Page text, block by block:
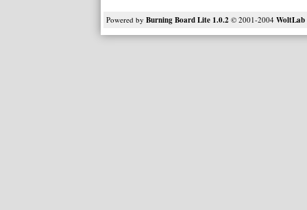
Powered by Burning Board Lite 1.0.2 © 2001-2004 WoltLab